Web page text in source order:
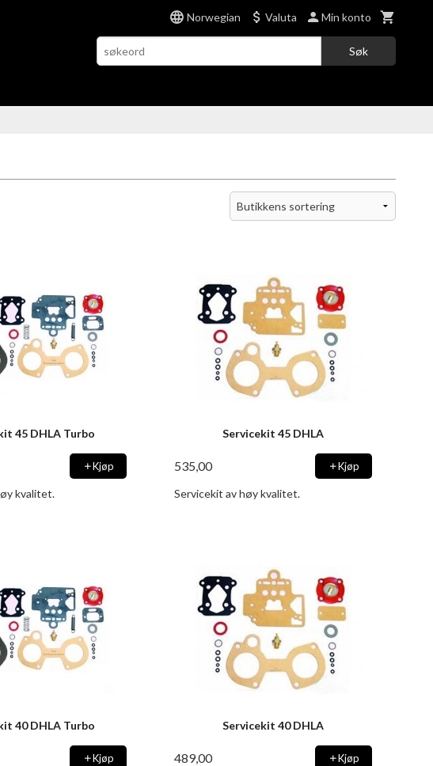
Norwegian Valuta Min konto
Søk
45 DHLA Turbo
Kjøp
kvalitet.
Servicekit 45 DHLA
535,00 Kjøp
Servicekit av høy kvalitet.
40 DHLA Turbo
Kjøp
Servicekit 40 DHLA
489,00 Kjøp